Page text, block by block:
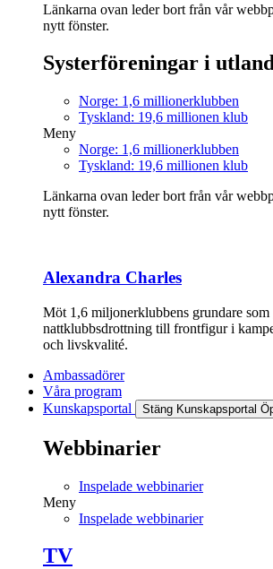
Länkarna ovan leder bort från vår
nytt fönster.
Systerföreningar i
Norge: 1,6 millionerklubben
Tyskland: 19,6 millionen klub
Meny
Norge: 1,6 millionerklubben
Tyskland: 19,6 millionen klub
Länkarna ovan leder bort från vår
nytt fönster.
Alexandra Charles
Möt 1,6 miljonerklubbens grundare
nattklubbsdrottning till frontfigur i
och livskvalité.
Ambassadörer
Våra program
Kunskapsportal
Stäng Kunskapsportal
Webbinarier
Inspelade webbinarier
Meny
Inspelade webbinarier
TV